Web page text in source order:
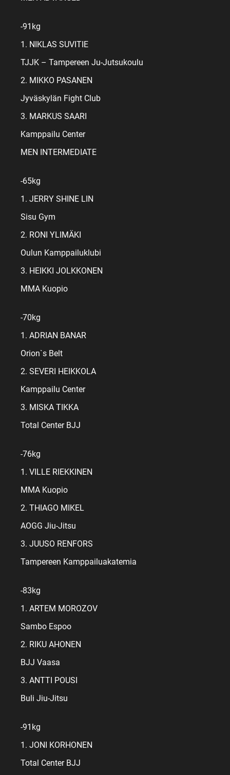
-91kg
1. NIKLAS SUVITIE
TJJK – Tampereen Ju-Jutsukoulu
2. MIKKO PASANEN
Jyväskylän Fight Club
3. MARKUS SAARI
Kamppailu Center
MEN INTERMEDIATE
-65kg
1. JERRY SHINE LIN
Sisu Gym
2. RONI YLIMÄKI
Oulun Kamppailuklubi
3. HEIKKI JOLKKONEN
MMA Kuopio
-70kg
1. ADRIAN BANAR
Orion`s Belt
2. SEVERI HEIKKOLA
Kamppailu Center
3. MISKA TIKKA
Total Center BJJ
-76kg
1. VILLE RIEKKINEN
MMA Kuopio
2. THIAGO MIKEL
AOGG Jiu-Jitsu
3. JUUSO RENFORS
Tampereen Kamppailuakatemia
-83kg
1. ARTEM MOROZOV
Sambo Espoo
2. RIKU AHONEN
BJJ Vaasa
3. ANTTI POUSI
Buli Jiu-Jitsu
-91kg
1. JONI KORHONEN
Total Center BJJ